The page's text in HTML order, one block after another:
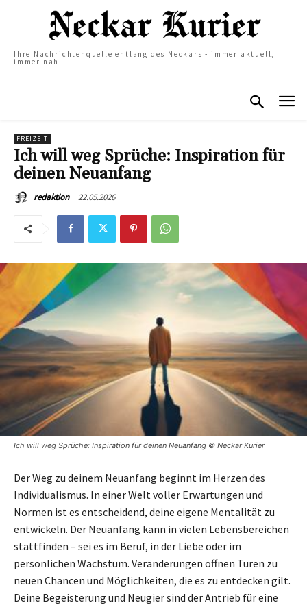
Ihre Nachrichtenquelle entlang des Neckars - immer aktuell,
immer nah
FREIZEIT
Ich will weg Sprüche: Inspiration für
deinen Neuanfang
redaktion 22.05.2026
Ich will weg Sprüche: Inspiration für deinen Neuanfang © Neckar Kurier
Der Weg zu deinem Neuanfang beginnt im Herzen des
Individualismus. In einer Welt voller Erwartungen und
Normen ist es entscheidend, deine eigene Mentalität zu
entwickeln. Der Neuanfang kann in vielen Lebensbereichen
stattfinden – sei es im Beruf, in der Liebe oder im
persönlichen Wachstum. Veränderungen öffnen Türen zu
neuen Chancen und Möglichkeiten, die es zu entdecken gilt.
Deine Begeisterung und Neugier sind der Antrieb für eine